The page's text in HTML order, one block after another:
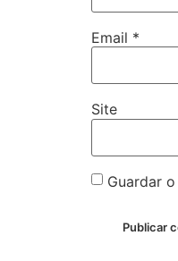
Email *
Site
Guardar